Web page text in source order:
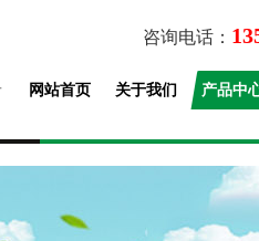
咨询电话：
网站首页 关于我们 产品中